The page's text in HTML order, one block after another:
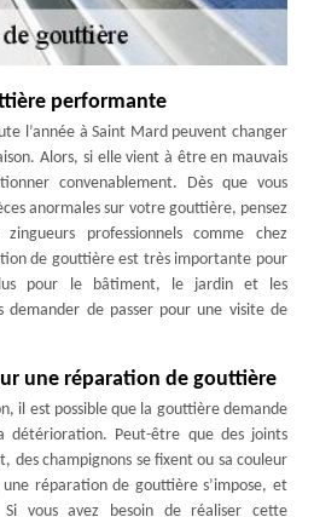
performante
l’année à Saint Mard peuvent changer
Alors, si elle vient à être en mauvais
convenablement. Dès que vous
anormales sur votre gouttière, pensez
professionnels comme chez
de gouttière est très importante pour
pour le bâtiment, le jardin et les
demander de passer pour une visite de
une réparation de gouttière
il est possible que la gouttière demande
détérioration. Peut-être que des joints
des champignons se fixent ou sa couleur
réparation de gouttière s’impose, et
vous avez besoin de réaliser cette